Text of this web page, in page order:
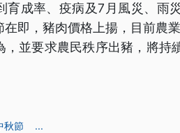
育成率、疫病及7月風災、雨
即，豬肉價格上揚，目前農
，並要求農民秩序出豬，將持
秋節 ...